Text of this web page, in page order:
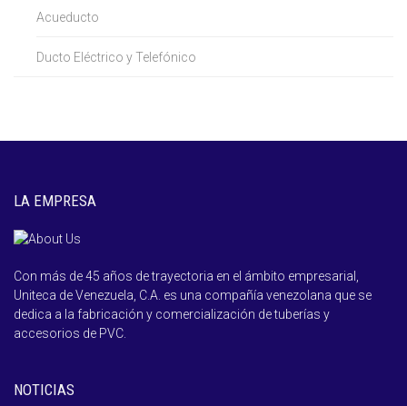
Acueducto
Ducto Eléctrico y Telefónico
LA EMPRESA
Con más de 45 años de trayectoria en el ámbito empresarial,
Uniteca de Venezuela, C.A. es una compañía venezolana que se
dedica a la fabricación y comercialización de tuberías y
accesorios de PVC.
NOTICIAS